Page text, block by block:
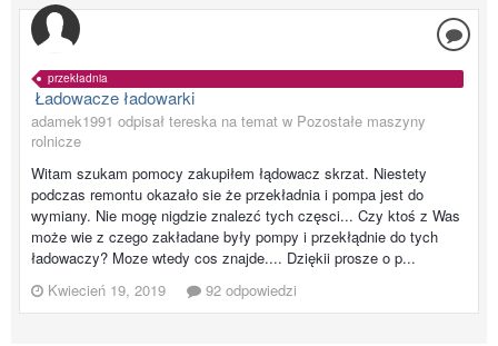
przekładnia
Ładowacze ładowarki
adamek1991 odpisał tereska na temat w Pozostałe maszyny
rolnicze
Witam szukam pomocy zakupiłem łądowacz skrzat. Niestety
podczas remontu okazało sie że przekładnia i pompa jest do
wymiany. Nie mogę nigdzie znalezć tych częsci... Czy ktoś z Was
może wie z czego zakładane były pompy i przekłądnie do tych
ładowaczy? Moze wtedy cos znajde.... Dziękii prosze o p...
Kwiecień 19, 2019
92 odpowiedzi